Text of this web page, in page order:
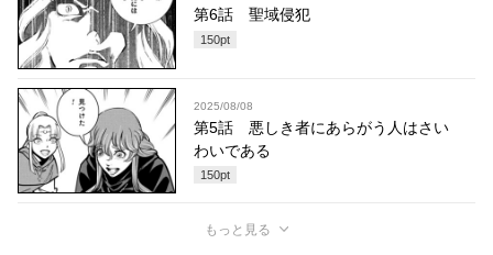
第6話 聖域侵犯
150pt
2025/08/08
第5話 悪しき者にあらがう人はさい
わいである
150pt
もっと見る